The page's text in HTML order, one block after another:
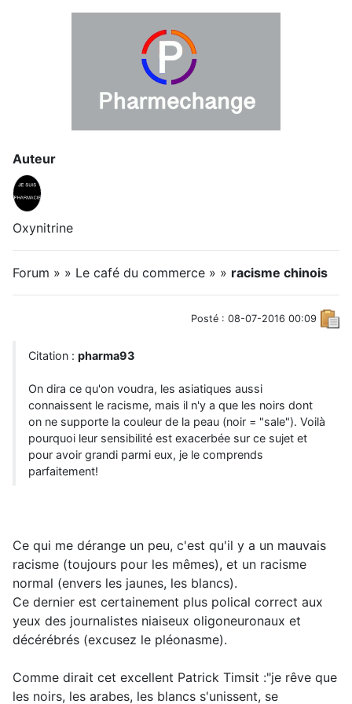
Auteur
Oxynitrine
Forum » » Le café du commerce » » racisme chinois
Posté : 08-07-2016 00:09
Citation : pharma93
On dira ce qu'on voudra, les asiatiques aussi
connaissent le racisme, mais il n'y a que les noirs dont
on ne supporte la couleur de la peau (noir = "sale"). Voilà
pourquoi leur sensibilité est exacerbée sur ce sujet et
pour avoir grandi parmi eux, je le comprends
parfaitement!
Ce qui me dérange un peu, c'est qu'il y a un mauvais
racisme (toujours pour les mêmes), et un racisme
normal (envers les jaunes, les blancs).
Ce dernier est certainement plus polical correct aux
yeux des journalistes niaiseux oligoneuronaux et
décérébrés (excusez le pléonasme).
Comme dirait cet excellent Patrick Timsit :"je rêve que
les noirs, les arabes, les blancs s'unissent, se